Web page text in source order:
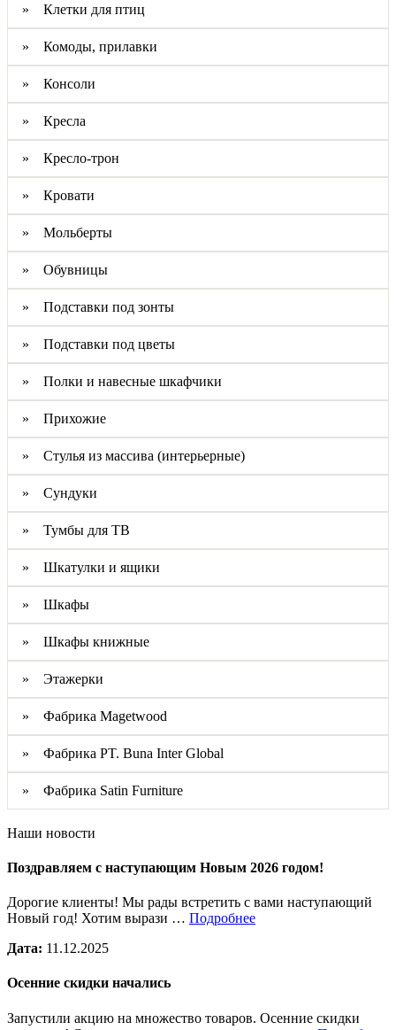
» Клетки для птиц
» Комоды, прилавки
» Консоли
» Кресла
» Кресло-трон
» Кровати
» Мольберты
» Обувницы
» Подставки под зонты
» Подставки под цветы
» Полки и навесные шкафчики
» Прихожие
» Стулья из массива (интерьерные)
» Сундуки
» Тумбы для ТВ
» Шкатулки и ящики
» Шкафы
» Шкафы книжные
» Этажерки
» Фабрика Magetwood
» Фабрика PT. Buna Inter Global
» Фабрика Satin Furniture
Наши новости
Поздравляем с наступающим Новым 2026 годом!
Дорогие клиенты! Мы рады встретить с вами наступающий
Новый год! Хотим вырази … Подробнее
Дата: 11.12.2025
Осенние скидки начались
Запустили акцию на множество товаров. Осенние скидки